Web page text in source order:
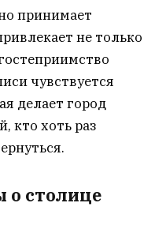
принимает
не только
чувствуется
делает город
хоть раз
о столице